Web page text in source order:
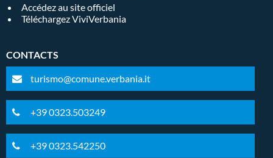
Accédez au site officiel
Téléchargez ViviVerbania
CONTACTS
turismo@comune.verbania.it
+39 0323.503249
+39 0323.542250